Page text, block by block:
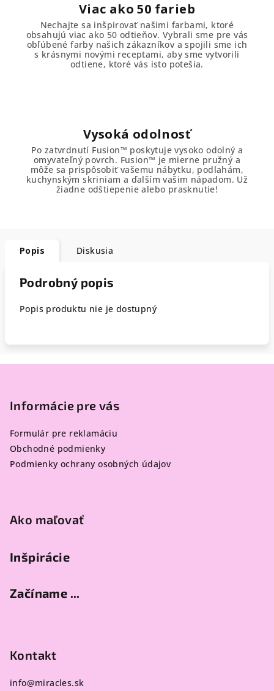
Viac ako 50 farieb
Nechajte sa inšpirovať našimi farbami, ktoré
obsahujú viac ako 50 odtieňov. Vybrali sme pre vás
obľúbené farby našich zákazníkov a spojili sme ich
s krásnymi novými receptami, aby sme vytvorili
odtiene, ktoré vás isto potešia.
Vysoká odolnosť
Po zatvrdnutí Fusion™ poskytuje vysoko odolný a
omyvateľný povrch. Fusion™ je mierne pružný a
môže sa prispôsobiť vašemu nábytku, podlahám,
kuchynským skriniam a ďalším vašim nápadom. Už
žiadne odštiepenie alebo prasknutie!
Popis Diskusia
Podrobný popis
Popis produktu nie je dostupný
Informácie pre vás
Formulár pre reklamáciu
Obchodné podmienky
Podmienky ochrany osobných údajov
Ako maľovať
Inšpirácie
Začíname ...
Kontakt
info@miracles.sk